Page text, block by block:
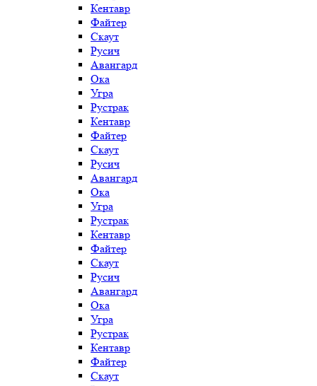
Кентавр
Файтер
Скаут
Русич
Авангард
Ока
Угра
Рустрак
Кентавр
Файтер
Скаут
Русич
Авангард
Ока
Угра
Рустрак
Кентавр
Файтер
Скаут
Русич
Авангард
Ока
Угра
Рустрак
Кентавр
Файтер
Скаут